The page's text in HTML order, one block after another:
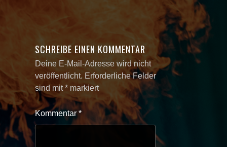
SCHREIBE EINEN KOMMENTAR
Deine E-Mail-Adresse wird nicht
veröffentlicht. Erforderliche Felder
sind mit* markiert
Kommentar*